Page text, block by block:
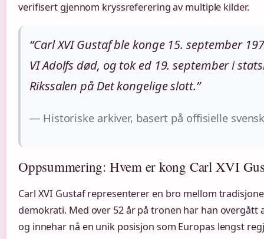
verifisert gjennom kryssreferering av multiple kilder.
“Carl XVI Gustaf ble konge 15. september
VI Adolfs død, og tok ed 19. september i
Rikssalen på Det kongelige slott.”
— Historiske arkiver, basert på offisielle
Oppsummering: Hvem er kong Carl XVI
Carl XVI Gustaf representerer en bro mellom
demokrati. Med over 52 år på tronen har han overgått
og innehar nå en unik posisjon som Europas lengst